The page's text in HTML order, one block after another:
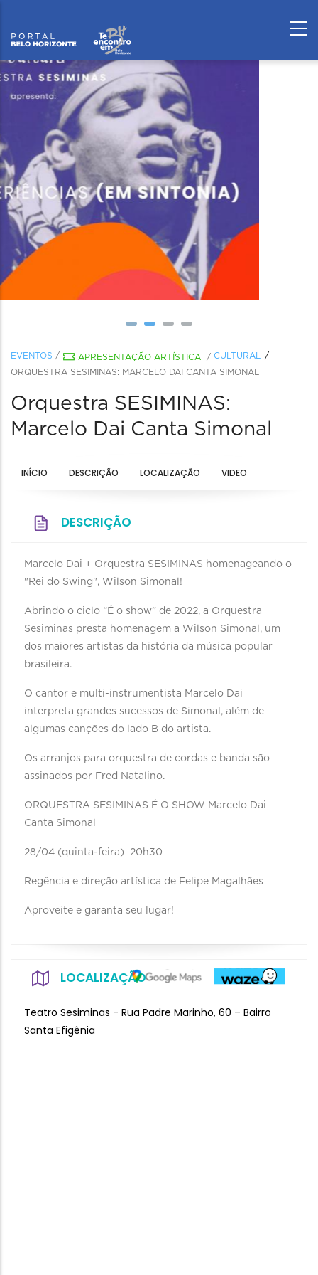
EVENTOS / APRESENTAÇÃO ARTÍSTICA / CULTURAL
ORQUESTRA SESIMINAS: MARCELO DAI CANTA SIMONAL
Orquestra SESIMINAS:
Marcelo Dai Canta Simonal
INÍCIO DESCRIÇÃO LOCALIZAÇÃO VIDEO
DESCRIÇÃO
Marcelo Dai + Orquestra SESIMINAS homenageando o
"Rei do Swing", Wilson Simonal!
Abrindo o ciclo “É o show” de 2022, a Orquestra
Sesiminas presta homenagem a Wilson Simonal, um
dos maiores artistas da história da música popular
brasileira.
O cantor e multi-instrumentista Marcelo Dai
interpreta grandes sucessos de Simonal, além de
algumas canções do lado B do artista.
Os arranjos para orquestra de cordas e banda são
assinados por Fred Natalino.
ORQUESTRA SESIMINAS É O SHOW Marcelo Dai
Canta Simonal
28/04 (quinta-feira) 20h30
Regência e direção artística de Felipe Magalhães
Aproveite e garanta seu lugar!
LOCALIZAÇÃO
Teatro Sesiminas - Rua Padre Marinho, 60 – Bairro
Santa Efigênia